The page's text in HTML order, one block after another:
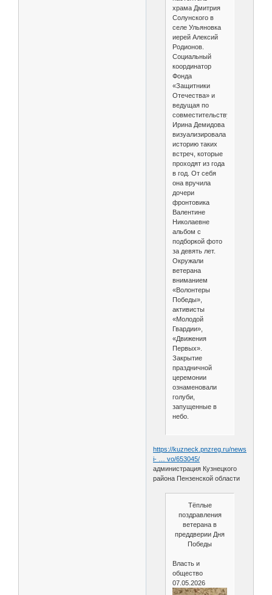
храма Дмитрия
Солунского в
селе Ульяновка
иерей Алексий
Родионов.
Социальный
координатор
Фонда
«Защитники
Отечества» и
ведущая по
совместительству
Ирина Демидова
визуализировала
историю таких
встреч, которые
проходят из года
в год. От себя
она вручила
дочери
фронтовика
Валентине
Николаевне
альбом с
подборкой фото
за девять лет.
Окружали
ветерана
вниманием
«Волонтеры
Победы»,
активисты
«Молодой
Гвардии»,
«Движения
Первых».
Закрытие
праздничной
церемонии
ознаменовали
голуби,
запущенные в
небо.
https://kuzneck.pnzreg.ru/news/vlast-
i- … vo/653045/
администрация Кузнецкого
района Пензенской области
Тёплые
поздравления
ветерана в
преддверии Дня
Победы
Власть и
общество
07.05.2026